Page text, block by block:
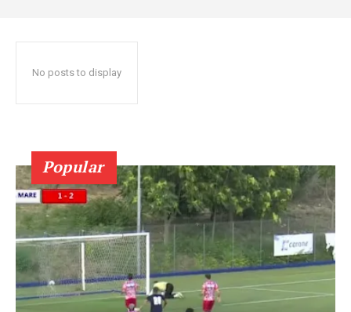
No posts to display
Popular